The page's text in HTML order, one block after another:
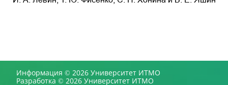
Информация © 2026 Университет ИТМО
Разработка © 2026 Университет ИТМО